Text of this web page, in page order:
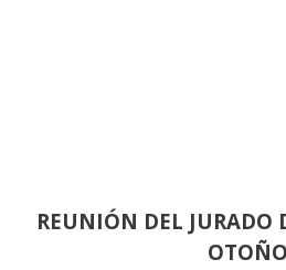
REUNIÓN DEL JURADO
OTOÑO